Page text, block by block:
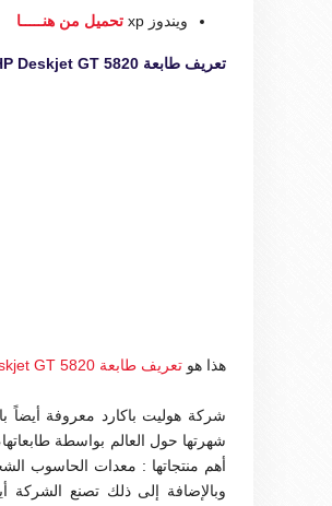
ويندوز xp
تحميل من هنـــــا
تعريف طابعة HP Deskjet GT 5820 لماكنتوش Mac OS
هذا هو تعريف طابعة HP Deskjet GT 5820
شهرتها حول العالم بواسطة
أهم منتجاتها : معدات الحاسوب
وبالإضافة إلى ذلك تصنع الشركة